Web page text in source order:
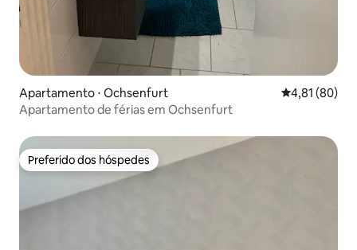
Apartamento ⋅ Ochsenfurt 4,81 de uma
4,81 (80)
Apartamento de férias em Ochsenfurt
Preferido dos hóspedes
Preferido dos hóspedes